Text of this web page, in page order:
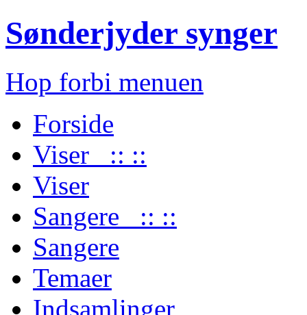
Sønderjyder synger
Hop forbi menuen
Forside
Viser :: ::
Viser
Sangere :: ::
Sangere
Temaer
Indsamlinger